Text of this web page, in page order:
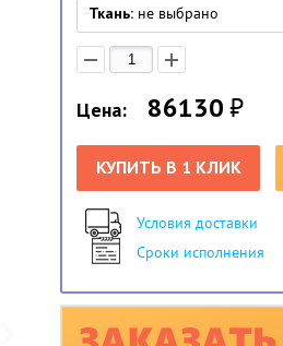
Ткань: не выбрано
Цена: 86130₽
КУПИТЬ В 1 КЛИК
Условия доставки
Сроки исполнения